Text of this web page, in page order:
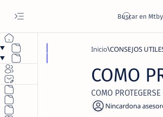
Inicio CONSEJOS
COMO
COMO